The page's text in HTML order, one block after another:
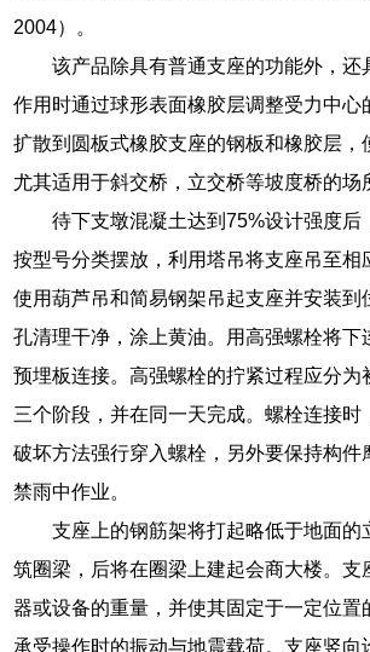
2004）。
该产品除具有普通支座的功能外，还
作用时通过球形表面橡胶层调整受力中心
扩散到圆板式橡胶支座的钢板和橡胶层，
尤其适用于斜交桥，立交桥等坡度桥的场
待下支墩混凝土达到75%设计强度后
按型号分类摆放，利用塔吊将支座吊至相
使用葫芦吊和简易钢架吊起支座并安装到
孔清理干净，涂上黄油。用高强螺栓将下
预埋板连接。高强螺栓的拧紧过程应分为
三个阶段，并在同一天完成。螺栓连接时
破坏方法强行穿入螺栓，另外要保持构件
禁雨中作业。
支座上的钢筋架将打起略低于地面的
筑圈梁，后将在圈梁上建起会商大楼。支
器或设备的重量，并使其固定于一定位置
承受操作时的振动与地震载荷。支座竖向